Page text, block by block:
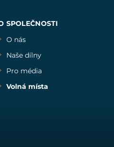
SPOLEČNOSTI
O nás
Naše dílny
Pro média
Volná místa